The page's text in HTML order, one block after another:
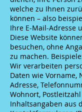
welche zu Ihnen
können – also
Ihre E-Mail-Adresse
Diese Website
besuchen, ohne
zu machen.
Wir verarbeiten
Daten wie Vorname,
Adresse,
Wohnort,
Inhaltsangaben aus